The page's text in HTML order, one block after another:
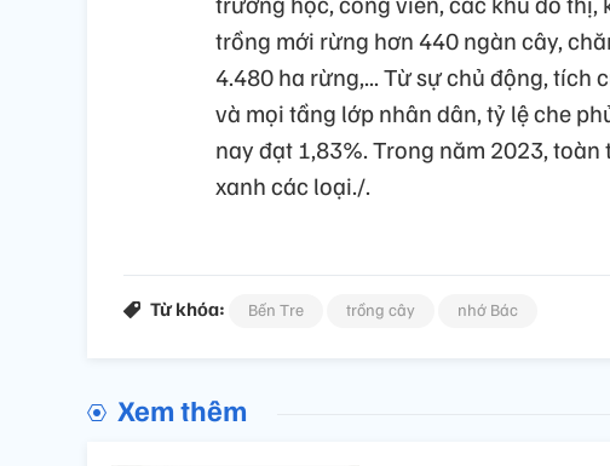
trồng mới rừng hơn 440 ngàn cây,
4.480 ha rừng,... Từ sự chủ động,
và mọi tầng lớp nhân dân, tỷ lệ che
nay đạt 1,83%. Trong năm 2023,
xanh các loại./.
Từ khóa: Bến Tre trồng cây nhớ Bác
Xem thêm